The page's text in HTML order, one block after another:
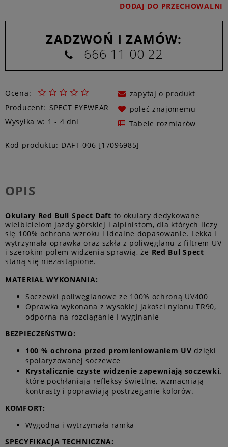
DODAJ DO PRZECHOWALNI
ZADZWOŃ I ZAMÓW:
666 11 00 22
Ocena:
Producent: SPECT EYEWEAR
Wysyłka w: 1 - 4 dni
zapytaj o produkt
poleć znajomemu
Tabele rozmiarów
Kod produktu: DAFT-006 [17096985]
OPIS
Okulary Red Bull Spect Daft to okulary dedykowane
wielbicielom jazdy górskiej i alpinistom, dla których liczy
się 100% ochrona wzroku i idealne dopasowanie. Lekka i
wytrzymała oprawka oraz szkła z poliwęglanu z filtrem UV
i szerokim polem widzenia sprawią, że Red Bul Spect
staną się niezastąpione.
MATERIAŁ WYKONANIA:
Soczewki poliwęglanowe ze 100% ochroną UV400
Oprawka wykonana z wysokiej jakości nylonu TR90,
odporna na rozciąganie I wyginanie
BEZPIECZEŃSTWO:
100 % ochrona przed promieniowaniem UV dzięki
spolaryzowanej soczewce
Krystalicznie czyste widzenie zapewniają soczewki,
które pochłaniają refleksy świetlne, wzmacniają
kontrasty i poprawiają postrzeganie kolorów.
KOMFORT:
Wygodna i wytrzymała ramka
SPECYFIKACJA TECHNICZNA: